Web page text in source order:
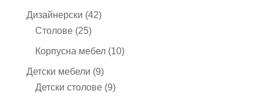
Дизайнерски 4242
Столове 2525
продукта
Корпусна мебел 1010
Детски мебели 99
продукта
Детски столове 99